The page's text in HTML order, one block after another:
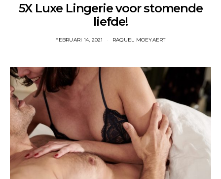
5X Luxe Lingerie voor stomende
liefde!
FEBRUARI 14, 2021 RAQUEL MOEYAERT